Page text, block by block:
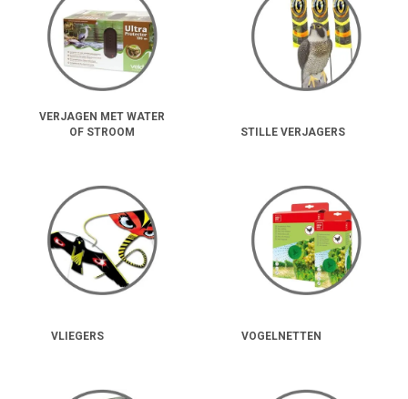
VERJAGEN MET WATER
OF STROOM
STILLE VERJAGERS
VLIEGERS VOGELNETTEN